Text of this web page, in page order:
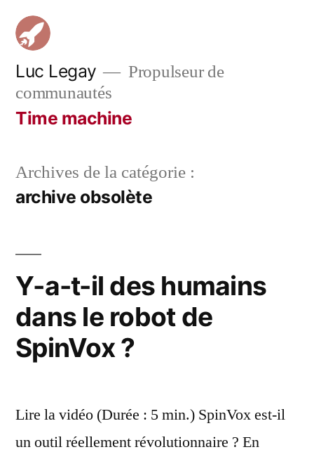
Aller
contenu
Luc Legay
Propulseur de
communautés
Time machine
Archives de la catégorie :
archive obsolète
Y-a-t-il des humains
dans le robot de
SpinVox ?
Lire la vidéo (Durée : 5 min.) SpinVox est-il
un outil réellement révolutionnaire ? En